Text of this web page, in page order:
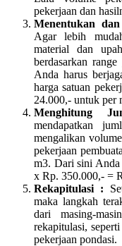
pekerjaan dan
Menentukan
Agar lebih
material dan
berdasarkan
Anda harus
harga satuan
24.000,- untuk per
Menghitung
mendapatkan
mengalikan
pekerjaan
m3. Dari sini Anda
x Rp. 350.000,- =
Rekapitulasi :
maka langkah
dari masing-
rekapitulasi,
pekerjaan pondasi.